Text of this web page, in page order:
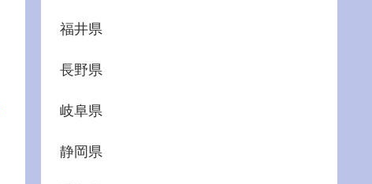
福井県
長野県
岐阜県
静岡県